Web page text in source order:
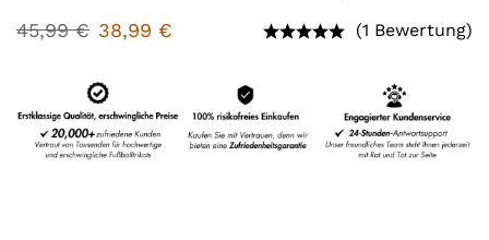
45,99€ 38,99 € (1 Bewertung)